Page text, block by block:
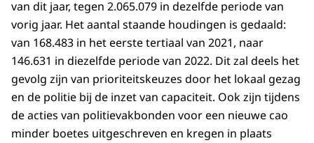
van dit jaar, tegen 2.065.079 in dezelfde periode van
vorig jaar. Het aantal staande houdingen is gedaald:
van 168.483 in het eerste tertiaal van 2021, naar
146.631 in diezelfde periode van 2022. Dit zal deels het
gevolg zijn van prioriteitskeuzes door het lokaal gezag
en de politie bij de inzet van capaciteit. Ook zijn tijdens
de acties van politievakbonden voor een nieuwe cao
minder boetes uitgeschreven en kregen in plaats